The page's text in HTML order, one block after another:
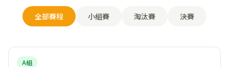
全部賽程 小組賽 淘汰賽 決賽
A組